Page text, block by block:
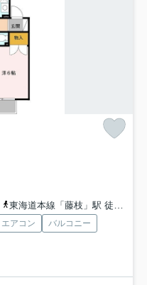
東海道本線「藤枝」駅 徒歩34分
エアコン
バルコニー